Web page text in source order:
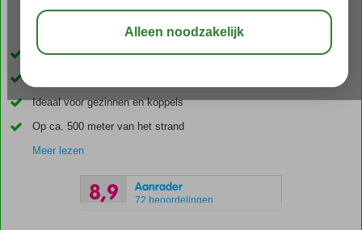
aug 32°C
Een verborgen oase in Kos-stad
Ideaal voor gezinnen en koppels
Op ca. 500 meter van het strand
Meer lezen
8,9 Aanrader
72 beoordelingen